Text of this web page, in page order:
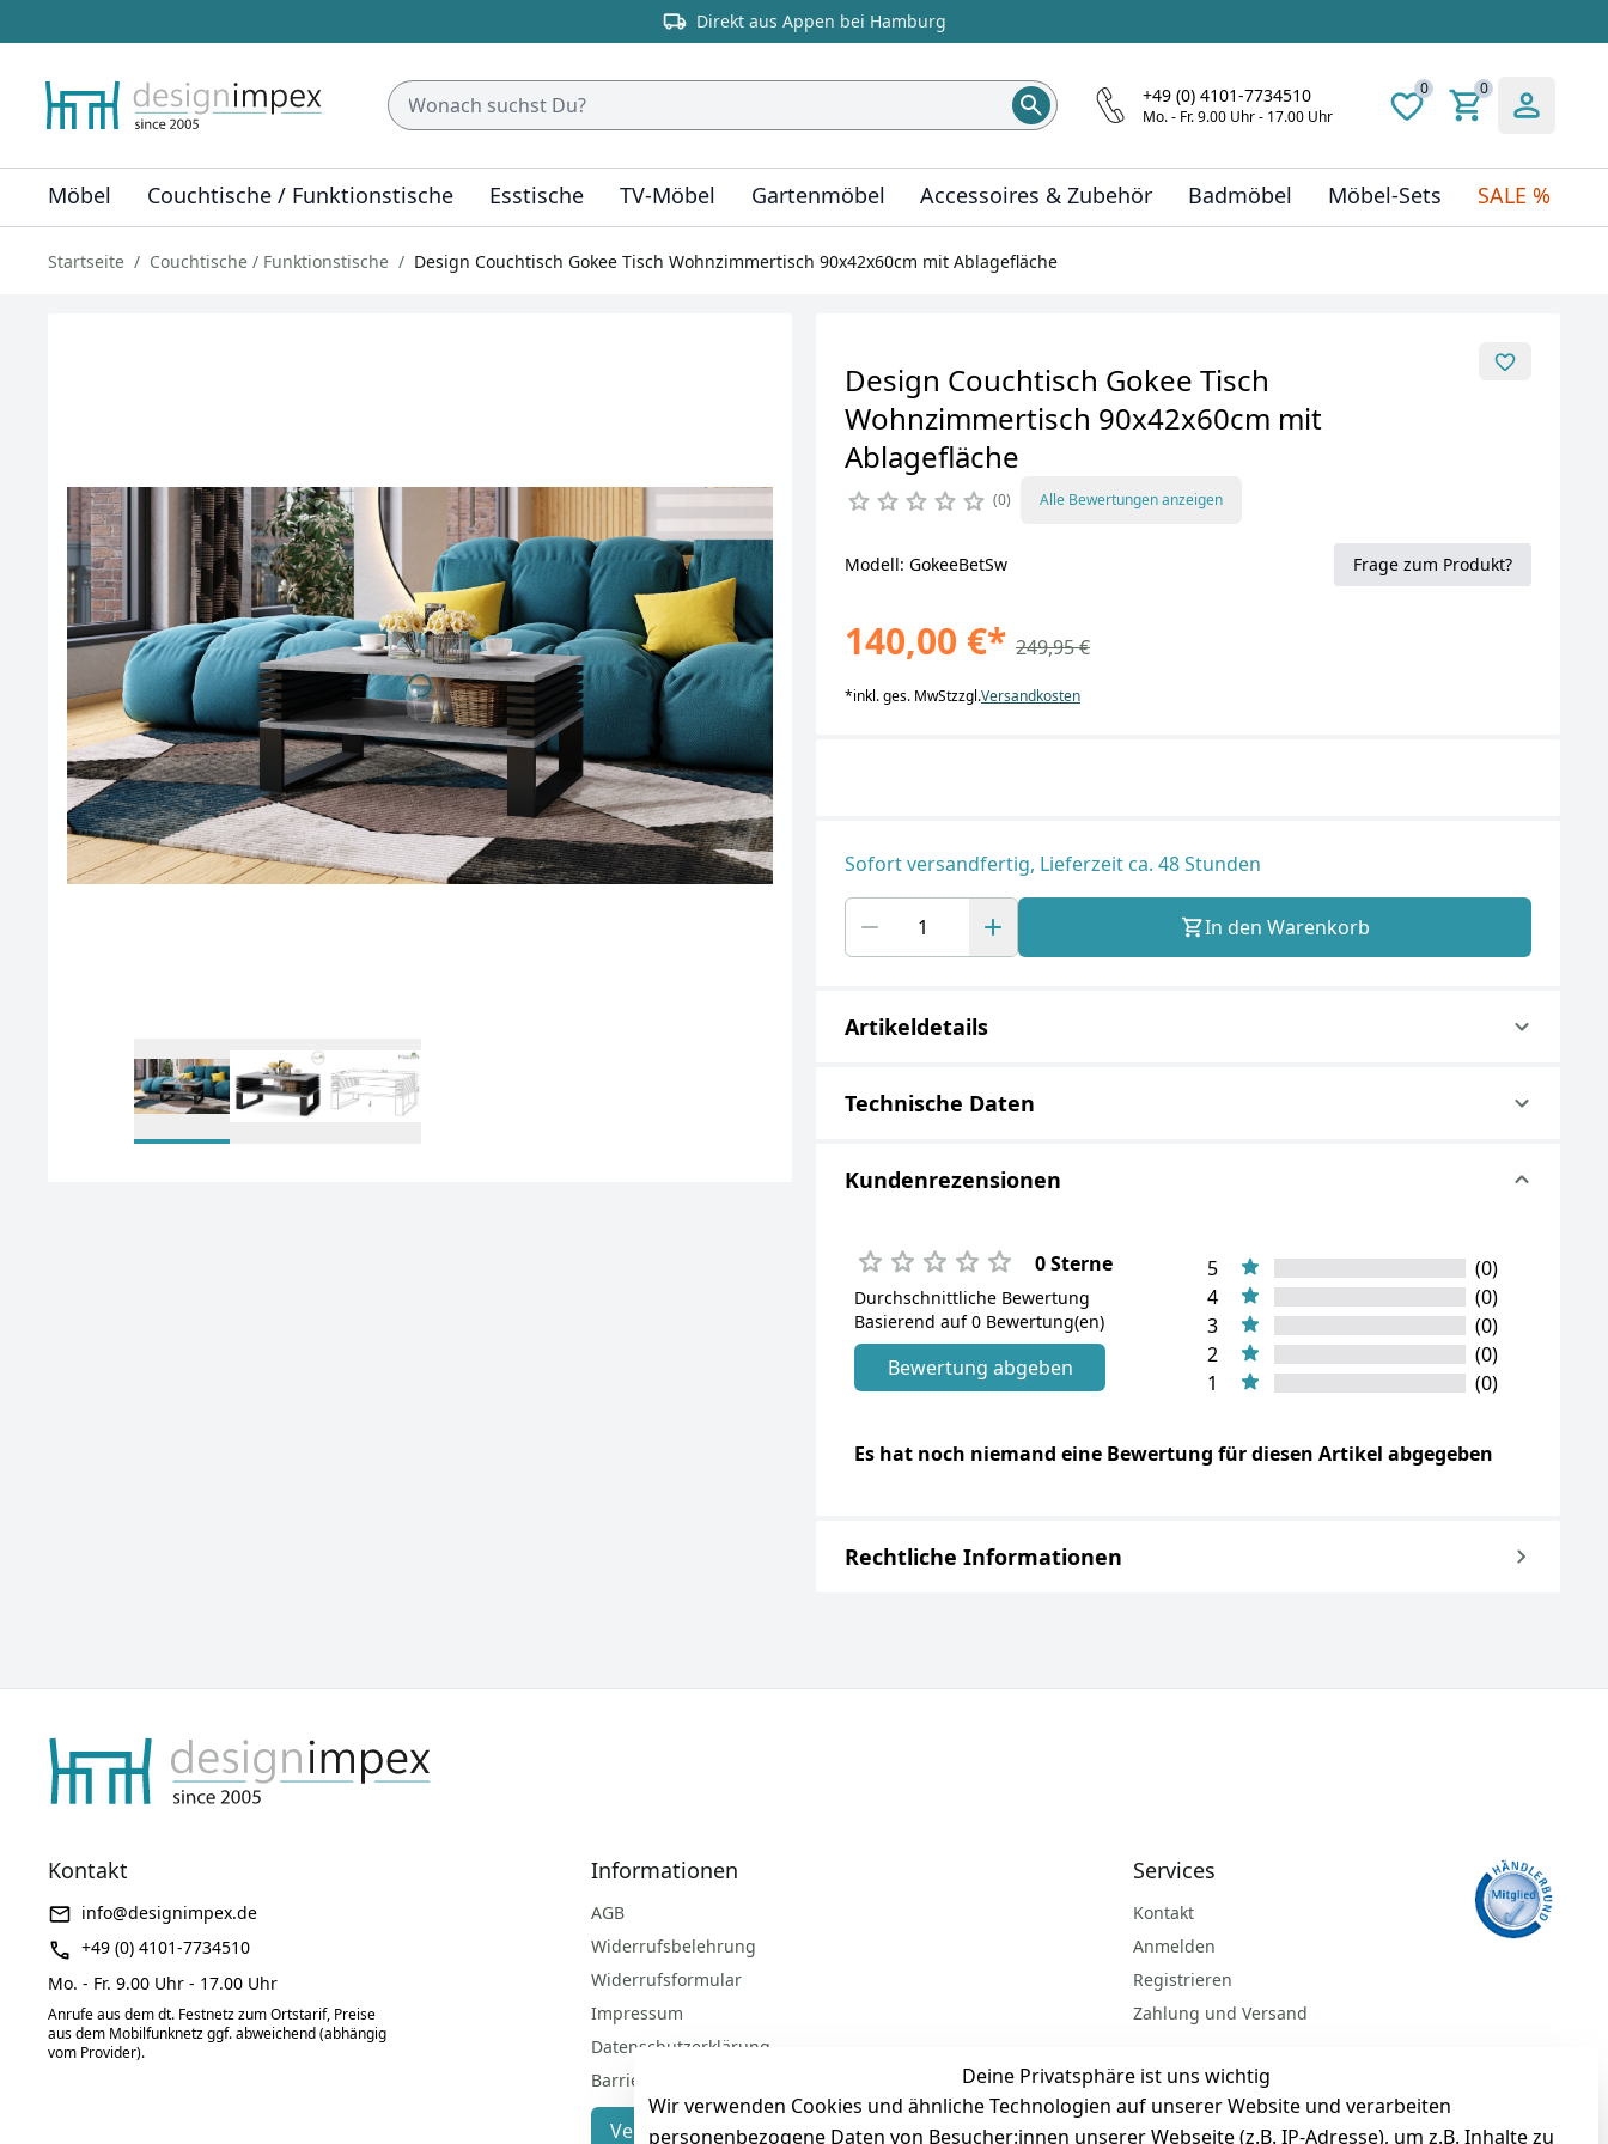
Direkt aus Appen bei Hamburg
+49 (0) 4101-7734510
Mo. - Fr. 9.00 Uhr - 17.00 Uhr
0 0
Möbel Couchtische / Funktionstische Esstische TV-Möbel Gartenmöbel Accessoires & Zubehör Badmöbel Möbel-Sets SALE %
Startseite Couchtische / Funktionstische Design Couchtisch Gokee Tisch Wohnzimmertisch 90x42x60cm mit Ablagefläche
Design Couchtisch Gokee Tisch
Wohnzimmertisch 90x42x60cm mit
Ablagefläche
0 Alle Bewertungen anzeigen
Modell: GokeeBetSw Frage zum Produkt?
140,00 €* 249,95 €
*inkl. ges. MwStzzgl.Versandkosten
Sofort versandfertig, Lieferzeit ca. 48 Stunden
In den Warenkorb
Artikeldetails
Technische Daten
Kundenrezensionen
0 Sterne
Durchschnittliche Bewertung
Basierend auf 0 Bewertung(en)
Bewertung abgeben
5
(0)
4
(0)
3
(0)
2
(0)
1
(0)
Es hat noch niemand eine Bewertung für diesen Artikel abgegeben
Rechtliche Informationen
Deine Privatsphäre ist uns wichtig
Wir verwenden Cookies und ähnliche Technologien auf unserer Website und verarbeiten
personenbezogene Daten von Besucher:innen unserer Webseite (z.B. IP-Adresse), um z.B. Inhalte zu
Kontakt
info@designimpex.de
+49 (0) 4101-7734510
Mo. - Fr. 9.00 Uhr - 17.00 Uhr
Anrufe aus dem dt. Festnetz zum Ortstarif, Preise
aus dem Mobilfunknetz ggf. abweichend (abhängig
vom Provider).
Informationen
AGB
Widerrufsbelehrung
Widerrufsformular
Impressum
Datenschutzerklärung
Barrierefreiheitserklärung
Vertrag widerrufen
Services
Kontakt
Anmelden
Registrieren
Zahlung und Versand